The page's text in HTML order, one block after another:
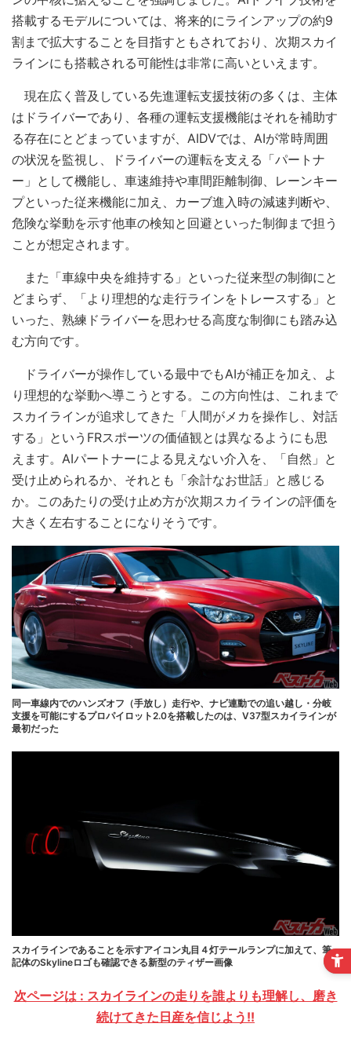
搭載するモデルについては、将来的にラインアップの約9
割まで拡大することを目指すともされており、次期スカイ
ラインにも搭載される可能性は非常に高いといえます。
現在広く普及している先進運転支援技術の多くは、主体
はドライバーであり、各種の運転支援機能はそれを補助す
る存在にとどまっていますが、AIDVでは、AIが常時周囲
の状況を監視し、ドライバーの運転を支える「パートナ
ー」として機能し、車速維持や車間距離制御、レーンキー
プといった従来機能に加え、カーブ進入時の減速判断や、
危険な挙動を示す他車の検知と回避といった制御まで担う
ことが想定されます。
また「車線中央を維持する」といった従来型の制御にと
どまらず、「より理想的な走行ラインをトレースする」と
いった、熟練ドライバーを思わせる高度な制御にも踏み込
む方向です。
ドライバーが操作している最中でもAIが補正を加え、よ
り理想的な挙動へ導こうとする。この方向性は、これまで
スカイラインが追求してきた「人間がメカを操作し、対話
する」というFRスポーツの価値観とは異なるようにも思
えます。AIパートナーによる見えない介入を、「自然」と
受け止められるか、それとも「余計なお世話」と感じる
か。このあたりの受け止め方が次期スカイラインの評価を
大きく左右することになりそうです。
同一車線内でのハンズオフ（手放し）走行や、ナビ連動での追い越し・分岐
支援を可能にするプロパイロット2.0を搭載したのは、V37型スカイラインが
最初だった
スカイラインであることを示すアイコン丸目４灯テールランプに加えて、筆
記体のSkylineロゴも確認できる新型のティザー画像
次ページは : スカイラインの走りを誰よりも理解し、磨き
続けてきた日産を信じよう!!